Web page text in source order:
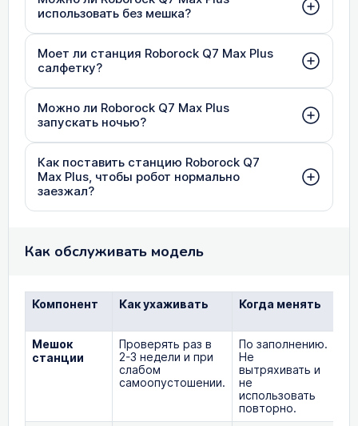
использовать без мешка?
Моет ли станция Roborock Q7 Max Plus
салфетку?
Можно ли Roborock Q7 Max Plus
запускать ночью?
Как поставить станцию Roborock Q7
Max Plus, чтобы робот нормально
заезжал?
Как обслуживать модель
Компонент Как ухаживать Когда менять
Мешок
станции
Проверять раз в
2-3 недели и при
слабом
самоопустошении.
По заполнению.
Не
вытряхивать и
не
использовать
повторно.